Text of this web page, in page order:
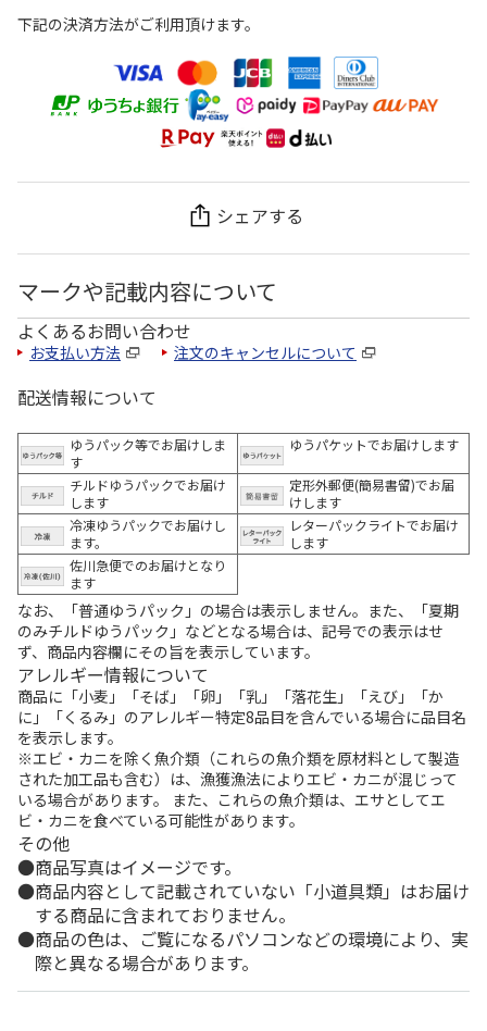
下記の決済方法がご利用頂けます。
シェアする
マークや記載内容について
よくあるお問い合わせ
お支払い方法 注文のキャンセルについて
配送情報について
ゆうパック等でお届けしま
す
ゆうパケットでお届けします
チルドゆうパックでお届け
します
定形外郵便(簡易書留)でお届
けします
冷凍ゆうパックでお届けし
ます。
レターパックライトでお届け
します
佐川急便でのお届けとなり
ます
なお、「普通ゆうパック」の場合は表示しません。また、「夏期
のみチルドゆうパック」などとなる場合は、記号での表示はせ
ず、商品内容欄にその旨を表示しています。
アレルギー情報について
商品に「小麦」「そば」「卵」「乳」「落花生」「えび」「か
に」「くるみ」のアレルギー特定8品目を含んでいる場合に品目名
を表示します。
※エビ・カニを除く魚介類（これらの魚介類を原材料として製造
された加工品も含む）は、漁獲漁法によりエビ・カニが混じって
いる場合があります。 また、これらの魚介類は、エサとしてエ
ビ・カニを食べている可能性があります。
その他
商品写真はイメージです。
商品内容として記載されていない「小道具類」はお届け
する商品に含まれておりません。
商品の色は、ご覧になるパソコンなどの環境により、実
際と異なる場合があります。